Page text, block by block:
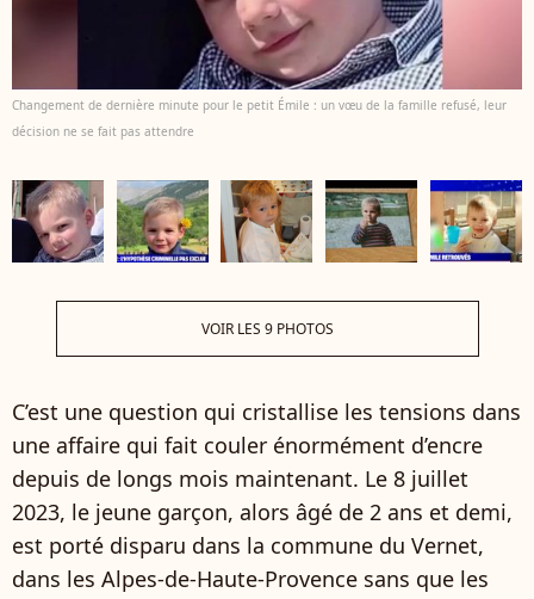
Changement de dernière minute pour le petit Émile : un vœu de la famille refusé, leur
décision ne se fait pas attendre
VOIR LES 9 PHOTOS
C’est une question qui cristallise les tensions dans
une affaire qui fait couler énormément d’encre
depuis de longs mois maintenant. Le 8 juillet
2023, le jeune garçon, alors âgé de 2 ans et demi,
est porté disparu dans la commune du Vernet,
dans les Alpes-de-Haute-Provence sans que les